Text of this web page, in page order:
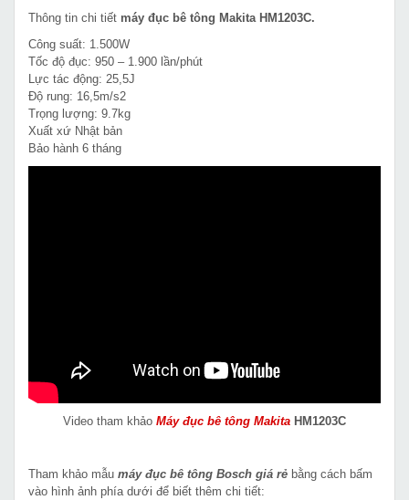
Thông tin chi tiết máy đục bê tông Makita HM1203C.
Công suất: 1.500W
Tốc độ đục: 950 – 1.900 lần/phút
Lực tác động: 25,5J
Độ rung: 16,5m/s2
Trọng lượng: 9.7kg
Xuất xứ Nhật bản
Bảo hành 6 tháng
Video tham khảo Máy đục bê tông Makita HM1203C
Tham khảo mẫu máy đục bê tông Bosch giá rẻ bằng cách bấm
vào hình ảnh phía dưới để biết thêm chi tiết: